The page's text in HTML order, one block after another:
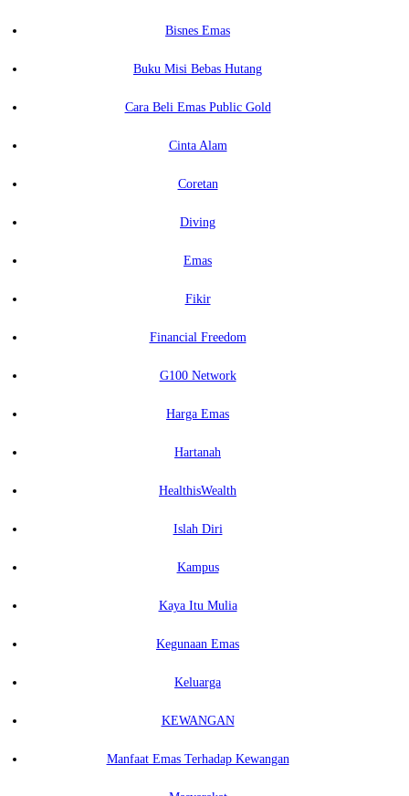
Bisnes Emas
Buku Misi Bebas Hutang
Cara Beli Emas Public Gold
Cinta Alam
Coretan
Diving
Emas
Fikir
Financial Freedom
G100 Network
Harga Emas
Hartanah
HealthisWealth
Islah Diri
Kampus
Kaya Itu Mulia
Kegunaan Emas
Keluarga
KEWANGAN
Manfaat Emas Terhadap Kewangan